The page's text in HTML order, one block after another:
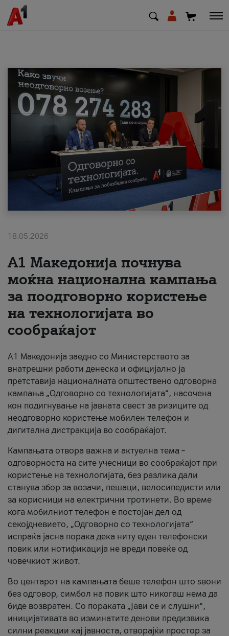
МК EN SQ
Деловни
Поддршка
Надополни кредит
#ПодобарОнлајн
18.05.2026
A1 Македонија почнува
моќна национална кампања
за поодговорно користење
на технологијата во
сообраќајот
A1 Македонија заедно со Министерството за
внатрешни работи денеска и официјално ја
претставија националната општествено одговорна
кампања „Одговорно со технологијата“, насочена
кон подигнување на јавната свест за ризиците од
неодговорно користење мобилен телефон и
дигитална дистракција во сообраќајот.
Кампањата отвора важна и актуелна тема –
одговорноста на сите учесници во сообраќајот при
користење на технологијата, без разлика дали
станува збор за возачи, пешаци, велосипедисти или
за корисници на електрични тротинети. Во време
кога мобилниот телефон е постојан дел од
секојдневието, „Одговорно со технологијата“
испраќа јасна порака дека ниту еден телефонски
повик или нотификација не вреди повеќе од
човечкиот живот.
Во центарот на кампањата беше телефон што ѕвони
без одговор, симбол на повик што никогаш нема да
биде возвратен. Со пораката „Јави се и слушни“,
иницијативата во изминатите денови предизвика
силни реакции кај јавноста, отворајќи простор за